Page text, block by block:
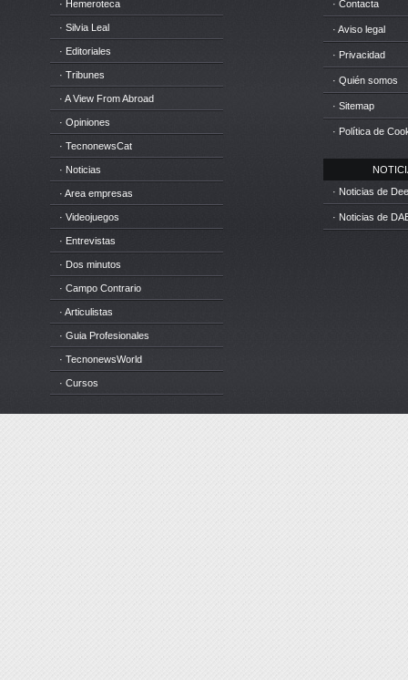
· Hemeroteca
· Silvia Leal
· Editoriales
· Tribunes
· A View From Abroad
· Opiniones
· TecnonewsCat
· Noticias
· Area empresas
· Videojuegos
· Entrevistas
· Dos minutos
· Campo Contrario
· Articulistas
· Guia Profesionales
· TecnonewsWorld
· Cursos
· Contacta
· Aviso legal
· Privacidad
· Quién somos
· Sitemap
· Política de
· Noticias de
· Noticias de